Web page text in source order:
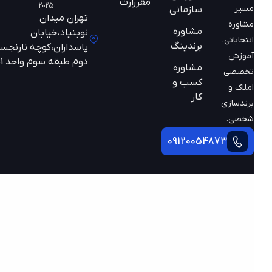
مسیر
مشاوره
انتخاباتی،
آموزش
تخصصی
املاک و
برندسازی
شخصی.
09120054873
سازمانی
مشاوره
برندینگ
مشاوره
کسب و
مقررارت
تهران میدان
نوبنیاد،خیابان
پاسداران،کوچه نارنجستان
دوم طبقه سوم واحد 301